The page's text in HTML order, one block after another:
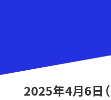
2025年4月6日